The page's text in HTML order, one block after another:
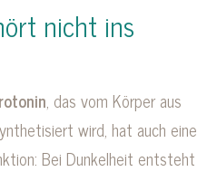
nicht ins
, das vom Körper aus
wird, hat auch eine
Bei Dunkelheit entsteht